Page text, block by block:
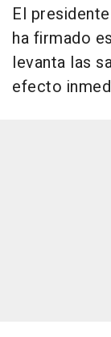
El
ha firmado
levanta las
efecto